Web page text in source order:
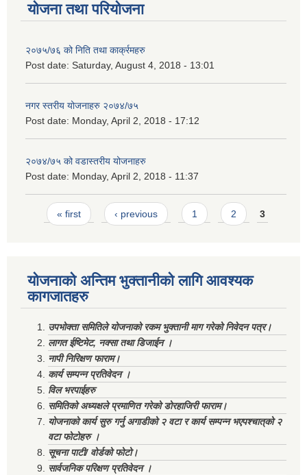
योजना तथा परियोजना
२०७५/७६ को निति तथा कार्क्रमहरु
Post date: Saturday, August 4, 2018 - 13:01
नगर स्तरीय योजनाहरु २०७४/७५
Post date: Monday, April 2, 2018 - 17:12
२०७४/७५ को वडास्तरीय योजनाहरु
Post date: Monday, April 2, 2018 - 11:37
Pages
« first ‹ previous 1 2 3
योजनाको अन्तिम भुक्तानीको लागि आवश्यक
कागजातहरु
उपभोक्ता समितिले योजनाको रकम भुक्तानी माग गरेको निवेदन पत्र।
लागत ईष्टिमेट, नक्सा तथा डिजाईन ।
नापी निरिक्षण फाराम।
कार्य सम्पन्न प्रतिवेदन ।
विल भरपाईहरु
समितिको अध्यक्षले प्रमाणित गरेको डोरहाजिरी फाराम।
योजनाको कार्य सुरु गर्नु अगाडीको २ वटा र कार्य सम्पन्न भएपश्चात्‌को २
वटा फोटोहरु ।
सूचना पाटी/ वोर्डको फोटो।
सार्वजनिक परिक्षण प्रतिवेदन ।